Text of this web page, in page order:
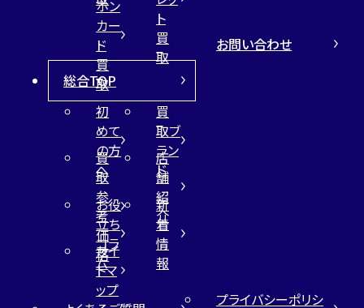
ト
買
取
ホン
カー
ド
買
取
総合TOP
初
めて
の方
へ
買
取ブ
ラン
ド
買
取
参
考
価
格
店
舗
紹
介
お役
立ち
コラ
ム
新
着
情
報
サイ
トマ
ップ
お問い合わせ
プライバシーポリシ